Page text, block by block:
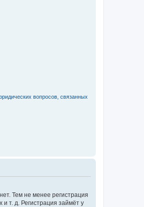
вопросов, связанных
Тем не менее регистрация
т. д. Регистрация займёт у